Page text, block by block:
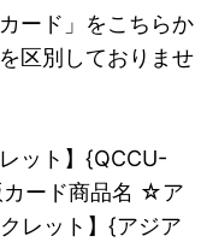
ード」をこちらか
区別しておりませ
ット】{QCCU-
カード商品名 ☆ア
レット】{アジア